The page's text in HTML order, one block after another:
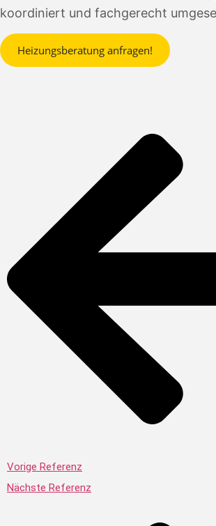
koordiniert und fachgerecht
Heizungsberatung anfragen!
Vorige Referenz
Nächste Referenz